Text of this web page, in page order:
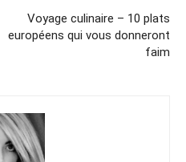
Voyage culinaire – 10 plats
européens qui vous donneront
faim